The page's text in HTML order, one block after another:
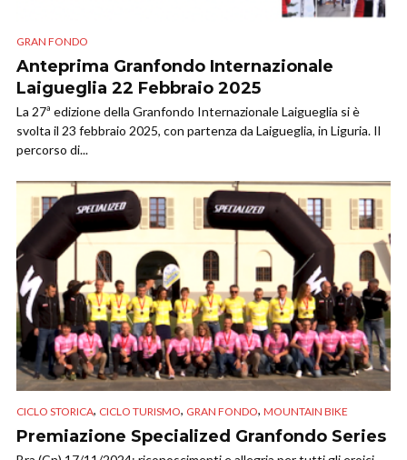
GRAN FONDO
Anteprima Granfondo Internazionale
Laigueglia 22 Febbraio 2025
​La 27ª edizione della Granfondo Internazionale Laigueglia si è
svolta il 23 febbraio 2025, con partenza da Laigueglia, in Liguria. Il
percorso di...
CICLO STORICA, CICLO TURISMO, GRAN FONDO, MOUNTAIN BIKE
Premiazione Specialized Granfondo Series